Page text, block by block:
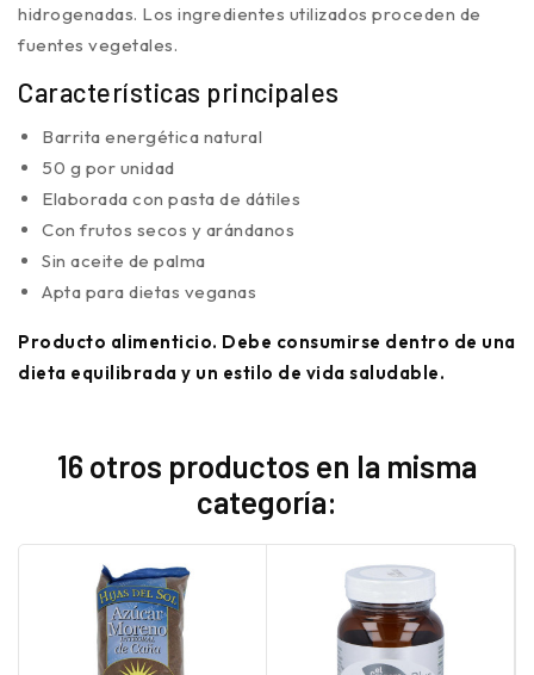
hidrogenadas. Los ingredientes utilizados proceden de
fuentes vegetales.
Características principales
Barrita energética natural
50 g por unidad
Elaborada con pasta de dátiles
Con frutos secos y arándanos
Sin aceite de palma
Apta para dietas veganas
Producto alimenticio. Debe consumirse dentro de una
dieta equilibrada y un estilo de vida saludable.
16 otros productos en la misma
categoría: